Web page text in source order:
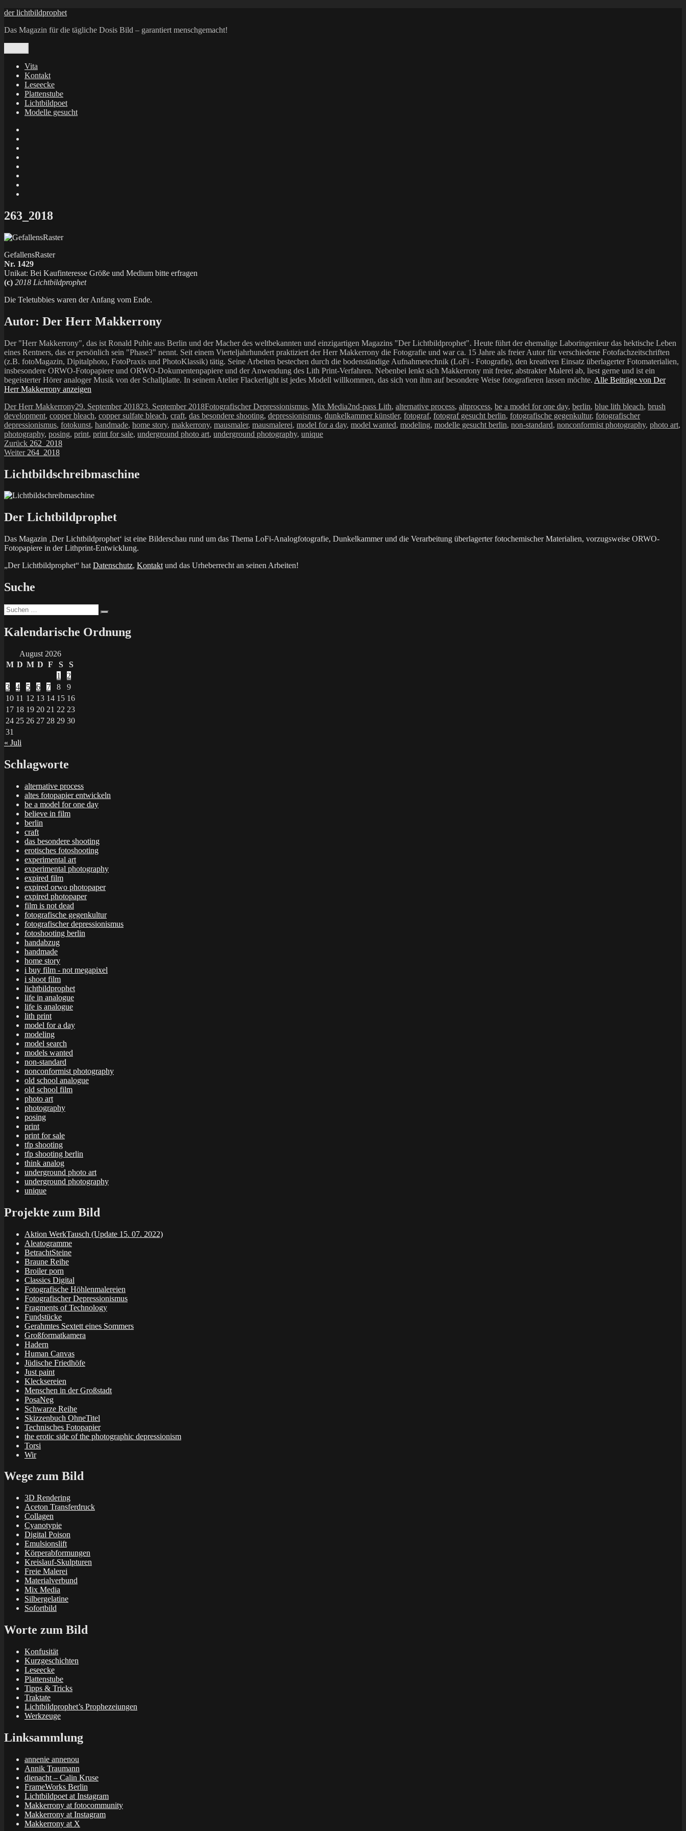
Zum
springen
der lichtbildprophet
Das Magazin für die tägliche Dosis Bild – garantiert menschgemacht!
Vita
Kontakt
Leseecke
Plattenstube
Lichtbildpoet
Modelle gesucht
X
263_2018
GefallensRaster
Nr. 1429
Unikat: Bei Kaufinteresse Größe und Medium bitte erfragen
(c) 2018 Lichtbildprophet
Die Teletubbies waren der Anfang vom Ende.
Autor: Der Herr Makkerrony
Der "Herr Makkerrony", das ist Ronald Puhle aus Berlin und der Macher des weltbekannten und einzigartigen Magazins "Der Lichtbildprophet". Heute führt der ehemalige Laboringenieur das hektische Leben
eines Rentners, das er persönlich sein "Phase3" nennt. Seit einem Vierteljahrhundert praktiziert der Herr Makkerrony die Fotografie und war ca. 15 Jahre als freier Autor für verschiedene Fotofachzeitschriften
(z.B. fotoMagazin, Dipitalphoto, FotoPraxis und PhotoKlassik) tätig. Seine Arbeiten bestechen durch die bodenständige Aufnahmetechnik (LoFi - Fotografie), den kreativen Einsatz überlagerter Fotomaterialien,
insbesondere ORWO-Fotopapiere und ORWO-Dokumentenpapiere und der Anwendung des Lith Print-Verfahren. Nebenbei lenkt sich Makkerrony mit freier, abstrakter Malerei ab, liest gerne und ist ein
begeisterter Hörer analoger Musik von der Schallplatte. In seinem Atelier Flackerlight ist jedes Modell willkommen, das sich von ihm auf besondere Weise fotografieren lassen möchte. Alle Beiträge von Der
Herr Makkerrony anzeigen
Autor
Der Herr MakkerronyVeröffentlicht
am
29. September 201823. September 2018Kategorien
Fotografischer Depressionismus, Mix MediaSchlagwörter
2nd-pass Lith, alternative process, altprocess, be a model for one day, berlin, blue lith bleach, brush
development, copper bleach, copper sulfate bleach, craft, das besondere shooting, depressionismus, dunkelkammer künstler, fotograf, fotograf gesucht berlin, fotografische gegenkultur, fotografischer
depressionismus, fotokunst, handmade, home story, makkerrony, mausmaler, mausmalerei, model for a day, model wanted, modeling, modelle gesucht berlin, non-standard, nonconformist photography, photo art,
photography, posing, print, print for sale, underground photo art, underground photography, unique
Beitragsnavigation
Zurück Vorheriger
Beitrag:
262_2018
Weiter Nächster
264_2018
Lichtbildschreibmaschine
Der Lichtbildprophet
Das Magazin ‚Der Lichtbildprophet‘ ist eine Bilderschau rund um das Thema LoFi-Analogfotografie, Dunkelkammer und die Verarbeitung überlagerter fotochemischer Materialien, vorzugsweise ORWO-
Fotopapiere in der Lithprint-Entwicklung.
„Der Lichtbildprophet“ hat Datenschutz, Kontakt und das Urheberrecht an seinen Arbeiten!
Suche
Suchen
nach:
Kalendarische Ordnung
August 2026
M D M D F S
S
1
2
3
4 5 6 7 8
9
10 11 12 13 14 15 16
17 18 19 20 21 22 23
24 25 26 27 28 29 30
31
« Juli
Schlagworte
alternative process
altes fotopapier entwickeln
be a model for one day
believe in film
berlin
craft
das besondere shooting
erotisches fotoshooting
experimental art
experimental photography
expired film
expired orwo photopaper
expired photopaper
film is not dead
fotografische gegenkultur
fotografischer depressionismus
fotoshooting berlin
handabzug
handmade
home story
i buy film - not megapixel
i shoot film
lichtbildprophet
life in analogue
life is analogue
lith print
model for a day
modeling
model search
models wanted
non-standard
nonconformist photography
old school analogue
old school film
photo art
photography
posing
print
print for sale
tfp shooting
tfp shooting berlin
think analog
underground photo art
underground photography
unique
Projekte zum Bild
Aktion WerkTausch (Update 15. 07. 2022)
Aleatogramme
BetrachtSteine
Braune Reihe
Broiler porn
Classics Digital
Fotografische Höhlenmalereien
Fotografischer Depressionismus
Fragments of Technology
Fundstücke
Gerahmtes Sextett eines Sommers
Großformatkamera
Hadern
Human Canvas
Jüdische Friedhöfe
Just paint
Klecksereien
Menschen in der Großstadt
PosaNeg
Schwarze Reihe
Skizzenbuch OhneTitel
Technisches Fotopapier
the erotic side of the photographic depressionism
Torsi
Wir
Wege zum Bild
3D Rendering
Aceton Transferdruck
Collagen
Cyanotypie
Digital Poison
Emulsionslift
Körperabformungen
Kreislauf-Skulpturen
Freie Malerei
Materialverbund
Mix Media
Silbergelatine
Sofortbild
Worte zum Bild
Konfusität
Kurzgeschichten
Leseecke
Plattenstube
Tipps & Tricks
Traktate
Lichtbildprophet’s Prophezeiungen
Werkzeuge
Linksammlung
annenie annenou
Annik Traumann
dienacht – Calin Kruse
FrameWorks Berlin
Lichtbildpoet at Instagram
Makkerrony at fotocommunity
Makkerrony at Instagram
Makkerrony at X